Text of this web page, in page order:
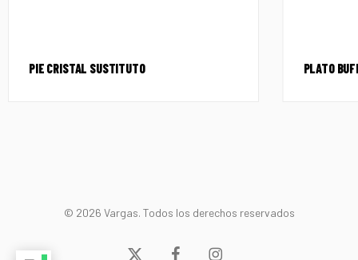
PIE CRISTAL SUSTITUTO PLATO
© 2026 Vargas. Todos los derechos reservados
x- facebookinstagram